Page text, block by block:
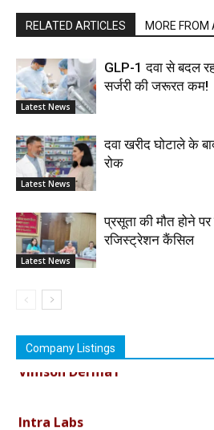
RELATED ARTICLES MORE FROM
Latest News
GLP-1 दवा से बदल
सर्जरी की जरूरत कम!
Latest News
दवा खरीद घोटाले के
रोक
Latest News
प्रसूता की मौत होने
रजिस्ट्रेशन कैंसिल
Company Listings
Vimson Derma1
Intra Labs